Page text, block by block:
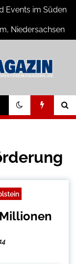
Events im Süden
Niedersachsen
Magazine